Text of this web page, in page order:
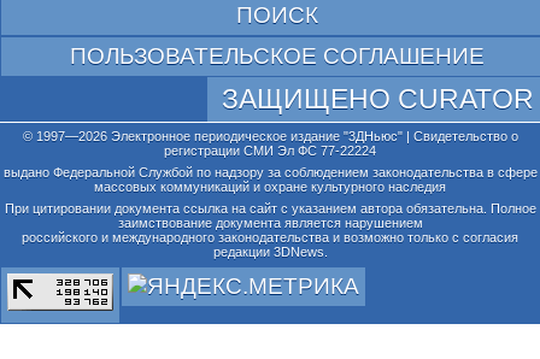
ПОИСК
ПОЛЬЗОВАТЕЛЬСКОЕ СОГЛАШЕНИЕ
ЗАЩИЩЕНО CURATOR
© 1997—2026 Электронное периодическое издание "3ДНьюс" | Свидетельство о
регистрации СМИ Эл ФС 77-22224
выдано Федеральной Службой по надзору за соблюдением законодательства в сфере
массовых коммуникаций и охране культурного наследия
При цитировании документа ссылка на сайт с указанием автора обязательна. Полное
заимствование документа является нарушением
российского и международного законодательства и возможно только с согласия
редакции 3DNews.